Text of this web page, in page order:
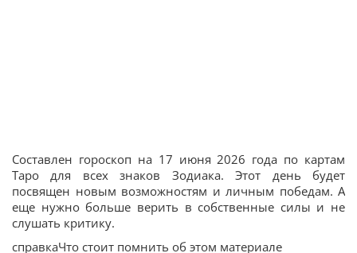
Составлен гороскоп на 17 июня 2026 года по картам
Таро для всех знаков Зодиака. Этот день будет
посвящен новым возможностям и личным победам. А
еще нужно больше верить в собственные силы и не
слушать критику.
справкаЧто стоит помнить об этом материале